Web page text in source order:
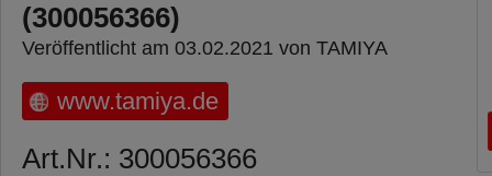
(300056366)
Veröffentlicht am 03.02.2021 von TAMIYA
www.tamiya.de
Art.Nr.: 300056366